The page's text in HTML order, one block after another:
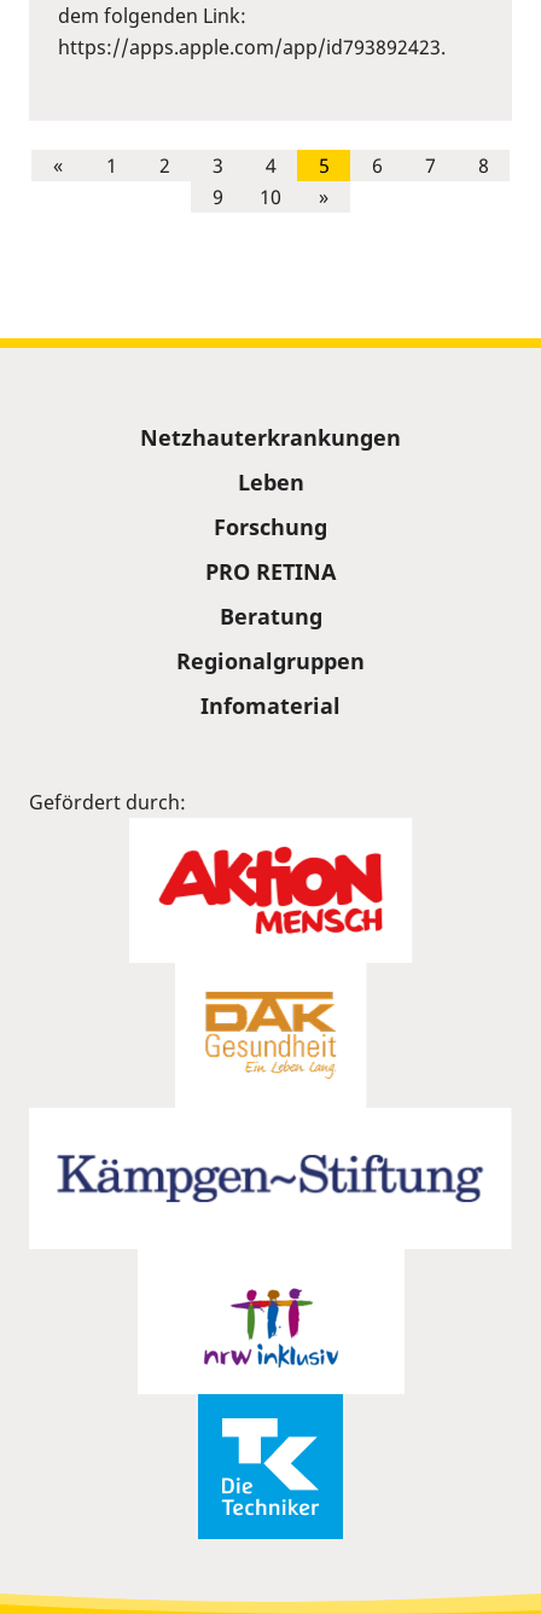
dem folgenden Link:
https://apps.apple.com/app/id793892423.
« 1 2 3 4 5 6 7
8
9
10 »
Netzhauterkrankungen
Leben
Forschung
PRO RETINA
Beratung
Regionalgruppen
Infomaterial
Gefördert durch: